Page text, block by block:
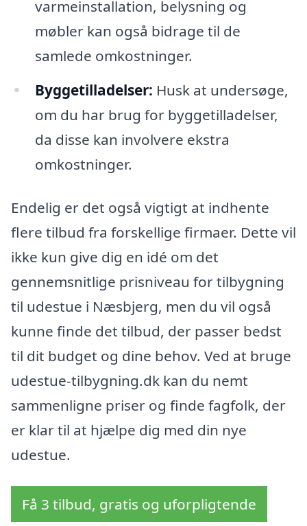
varmeinstallation, belysning og
møbler kan også bidrage til de
samlede omkostninger.
Byggetilladelser: Husk at undersøge,
om du har brug for byggetilladelser,
da disse kan involvere ekstra
omkostninger.
Endelig er det også vigtigt at indhente
flere tilbud fra forskellige firmaer. Dette vil
ikke kun give dig en idé om det
gennemsnitlige prisniveau for tilbygning
til udestue i Næsbjerg, men du vil også
kunne finde det tilbud, der passer bedst
til dit budget og dine behov. Ved at bruge
udestue-tilbygning.dk kan du nemt
sammenligne priser og finde fagfolk, der
er klar til at hjælpe dig med din nye
udestue.
Få 3 tilbud, gratis og uforpligtende